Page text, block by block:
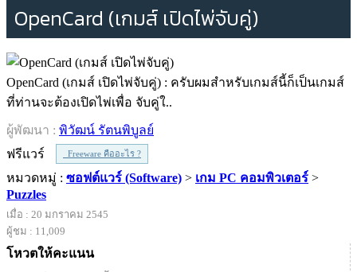
OpenCard (เกมส์ เปิดไพ่จับคู่)
OpenCard (เกมส์ เปิดไพ่จับคู่) : ครับผมสำหรับเกมส์นี้ก็เป็นเกมส์
ที่ท่านจะต้องเปิดไพ่เพื่อ จับคู่ใ..
ผู้พัฒนา : พิวัฒน์ รัตนพิบูลย์
ฟรีแวร์
Freeware คืออะไร ?
หมวดหมู่ : ซอฟต์แวร์ (Software) > เกม PC คอมพิวเตอร์ >
Puzzles
เมื่อ : 20 มกราคม 2545
ผู้ชม : 11,009
โหวตให้คะแนน